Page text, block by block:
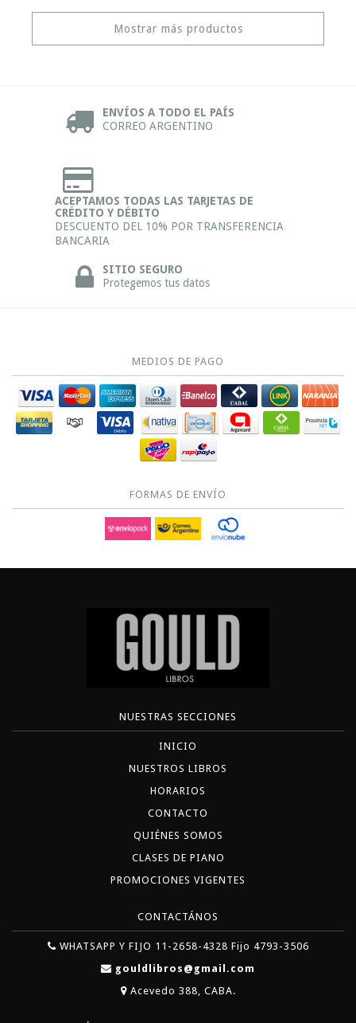
Mostrar más productos
ENVÍOS A TODO EL PAÍS
CORREO ARGENTINO
ACEPTAMOS TODAS LAS TARJETAS DE
CRÉDITO Y DÉBITO
DESCUENTO DEL 10% POR TRANSFERENCIA
BANCARIA
SITIO SEGURO
Protegemos tus datos
MEDIOS DE PAGO
FORMAS DE ENVÍO
NUESTRAS SECCIONES
INICIO
NUESTROS LIBROS
HORARIOS
CONTACTO
QUIÉNES SOMOS
CLASES DE PIANO
PROMOCIONES VIGENTES
CONTACTÁNOS
WHATSAPP Y FIJO 11-2658-4328 Fijo 4793-3506
gouldlibros@gmail.com
Acevedo 388, CABA.